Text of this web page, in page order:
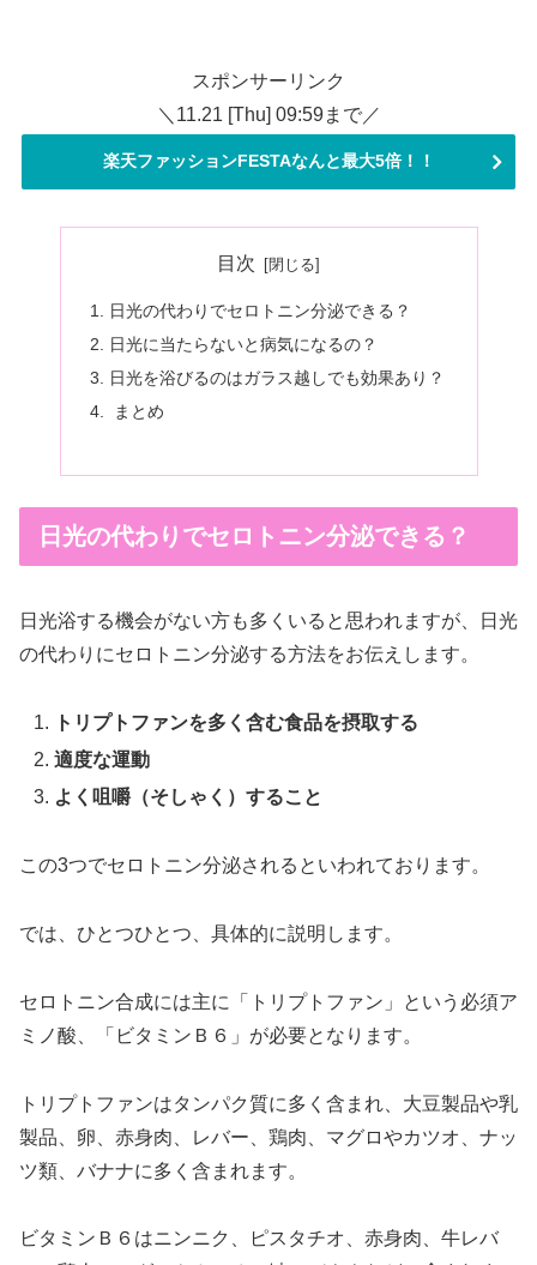
スポンサーリンク
＼11.21 [Thu] 09:59まで／
楽天ファッションFESTAなんと最大5倍！！
目次
日光の代わりでセロトニン分泌できる？
日光に当たらないと病気になるの？
日光を浴びるのはガラス越しでも効果あり？
まとめ
日光の代わりでセロトニン分泌できる？
日光浴する機会がない方も多くいると思われますが、日光
の代わりにセロトニン分泌する方法をお伝えします。
トリプトファンを多く含む食品を摂取する
適度な運動
よく咀嚼（そしゃく）すること
この3つでセロトニン分泌されるといわれております。
では、ひとつひとつ、具体的に説明します。
セロトニン合成には主に 「 トリプトファン 」
という必須ア
ミノ酸 、「ビタミンＢ６」 が必要となります。
トリプトファンはタンパク質に多く含まれ、大豆製品や乳
製品 卵、 赤身肉、レバー、鶏肉、マグロやカツオ、 ナッ
ツ類 、バナナに多く含まれます。
ビタミ ンＢ ６ はニンニク 、 ピスタチオ、赤身肉、 牛レバ